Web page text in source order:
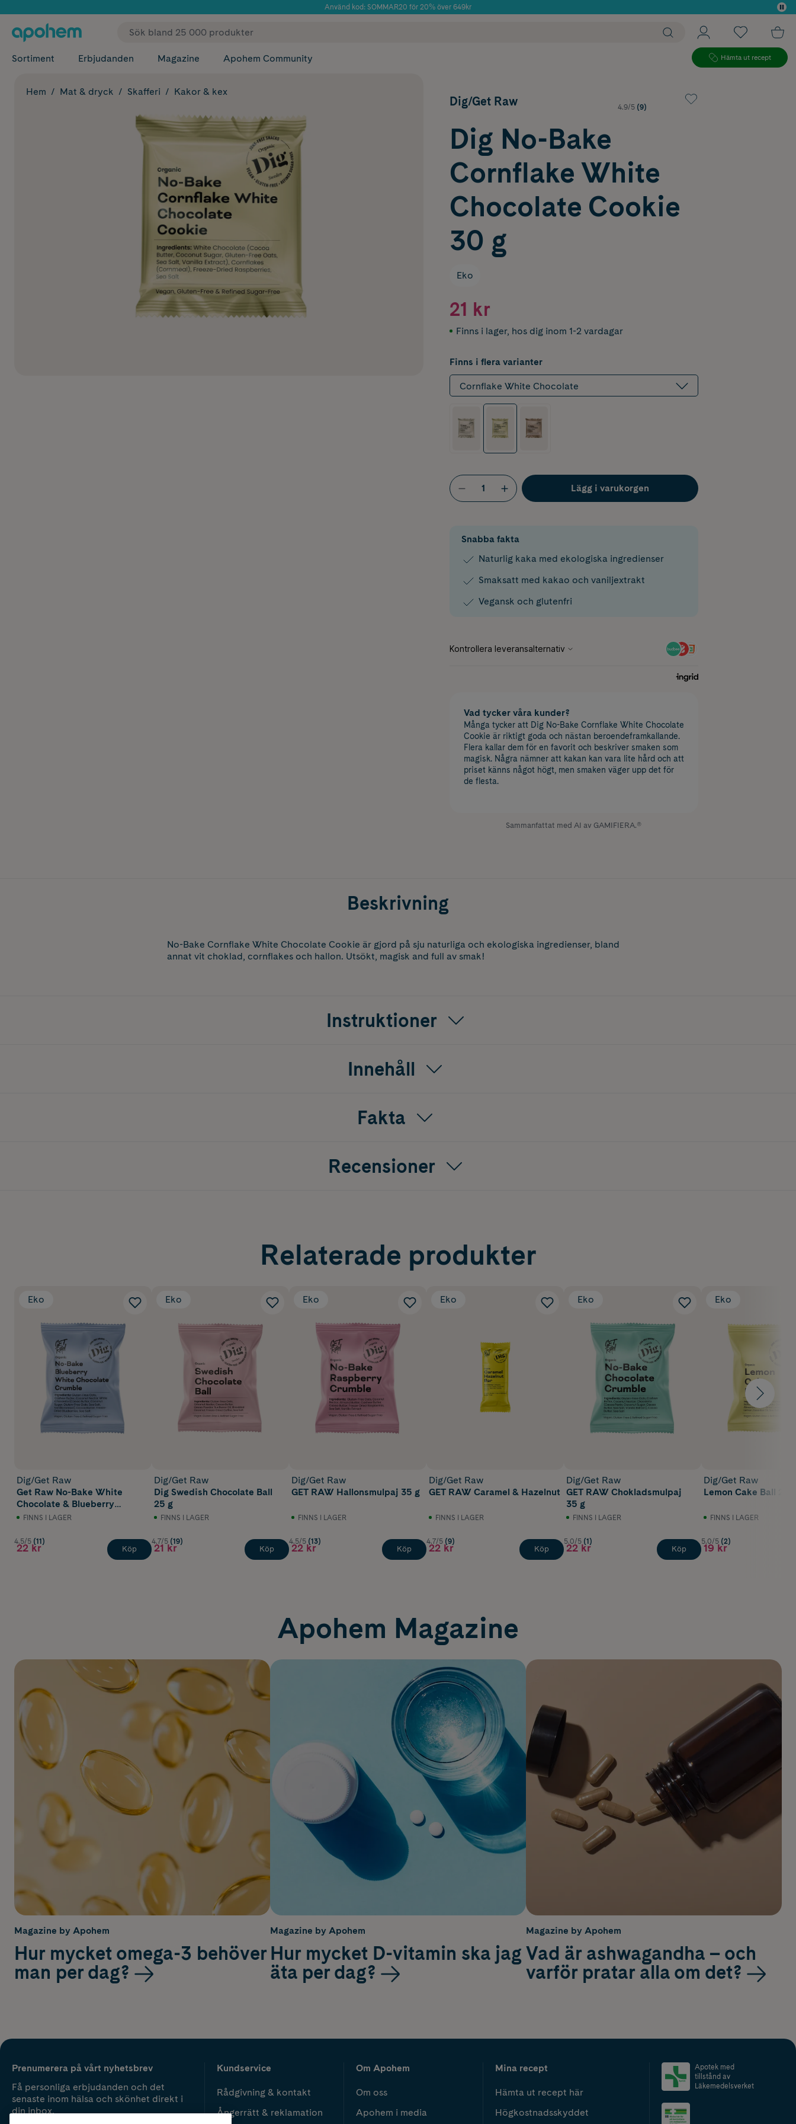
Använd kod: SOMMAR20 för 20% över 649kr
✓ Fri frakt
Sortiment Erbjudanden Magazine Apohem Community Hämta ut recept
Hem Mat & dryck Skafferi Kakor & kex
Dig/Get Raw 4.9/5 (9)
Dig No-Bake
Cornflake White
Chocolate Cookie
30 g
Eko
21 kr
Finns i lager, hos dig inom 1-2 vardagar
Finns i flera varianter
Cornflake White Chocolate
Lägg i varukorgen
Snabba fakta
Naturlig kaka med ekologiska ingredienser
Smaksatt med kakao och vaniljextrakt
Vegansk och glutenfri
Vad tycker våra kunder?
Många tycker att Dig No-Bake Cornflake White Chocolate
Cookie är riktigt goda och nästan beroendeframkallande.
Flera kallar dem för en favorit och beskriver smaken som
magisk. Några nämner att kakan kan vara lite hård och att
priset känns något högt, men smaken väger upp det för
de flesta.
Sammanfattat med AI av GAMIFIERA.®
Beskrivning
No-Bake Cornflake White Chocolate Cookie är gjord på sju naturliga och ekologiska ingredienser, bland
annat vit choklad, cornflakes och hallon. Utsökt, magisk and full av smak!
Instruktioner
Innehåll
Fakta
Recensioner
Relaterade produkter
Eko
Dig/Get Raw
Get Raw No-Bake White
Chocolate & Blueberry
Crumble 35 g
FINNS I LAGER
4.5/5 (11)
22 kr Köp
Eko
Dig/Get Raw
Dig Swedish Chocolate Ball
25 g
FINNS I LAGER
4.7/5 (19)
21 kr Köp
Eko
Dig/Get Raw
GET RAW Hallonsmulpaj 35 g
FINNS I LAGER
4.5/5 (13)
22 kr Köp
Eko
Dig/Get Raw
GET RAW Caramel & Hazelnut
FINNS I LAGER
4.7/5 (9)
22 kr Köp
Eko
Dig/Get Raw
GET RAW Chokladsmulpaj
35 g
FINNS I LAGER
5.0/5 (1)
22 kr Köp
Eko
Dig/Get Raw
Lemon Cake Ball 25
FINNS I LAGER
5.0/5 (2)
19 kr
Apohem Magazine
Magazine by Apohem
Hur mycket omega-3 behöver
man per dag?
Magazine by Apohem
Hur mycket D-vitamin ska jag
äta per dag?
Magazine by Apohem
Vad är ashwagandha – och
varför pratar alla om det?
Prenumerera på vårt nyhetsbrev
Få personliga erbjudanden och det
senaste inom hälsa och skönhet direkt i
din inbox.
Kundservice
Rådgivning & kontakt
Ångerrätt & reklamation
Om Apohem
Om oss
Apohem i media
Mina recept
Hämta ut recept här
Högkostnadsskyddet
Apotek med
tillstånd av
Läkemedelsverket